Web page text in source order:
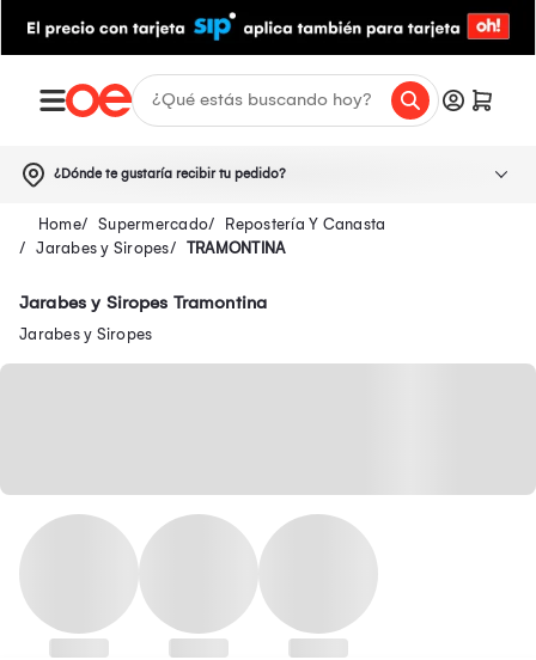
¿Dónde te gustaría recibir tu pedido?
Supermercado
Repostería Y Canasta
Jarabes y Siropes
TRAMONTINA
Jarabes y Siropes Tramontina
Jarabes y Siropes